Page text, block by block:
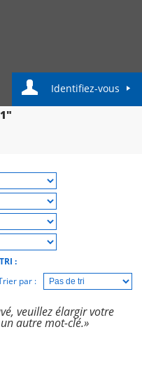
Identifiez-vous
TRI :
par :
veuillez élargir votre
autre mot-clé.»